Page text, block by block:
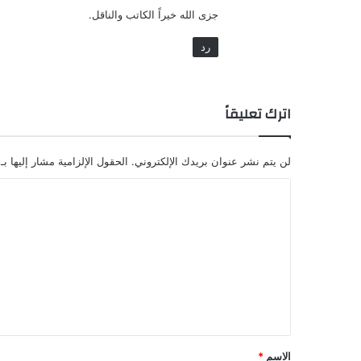
جزى الله خيراً الكاتب والناقل.
رد
اترك تعليقاً
لن يتم نشر عنوان بريدك الإلكتروني. الحقول الإلزامية مشار إليها
الاسم *